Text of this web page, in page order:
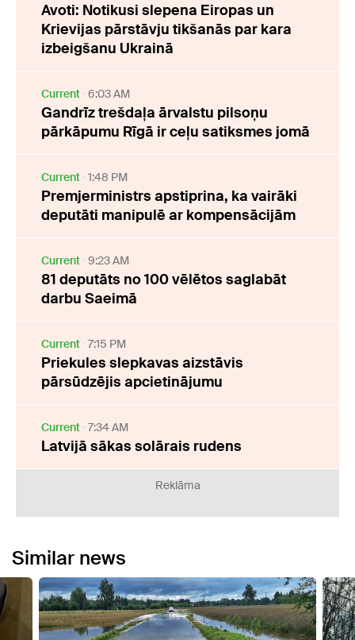
Avoti: Notikusi slepena Eiropas un
Krievijas pārstāvju tikšanās par kara
izbeigšanu Ukrainā
Current 6:03 AM
Gandrīz trešdaļa ārvalstu pilsoņu
pārkāpumu Rīgā ir ceļu satiksmes jomā
Current 1:48 PM
Premjerministrs apstiprina, ka vairāki
deputāti manipulē ar kompensācijām
Current 9:23 AM
81 deputāts no 100 vēlētos saglabāt
darbu Saeimā
Current 7:15 PM
Priekules slepkavas aizstāvis
pārsūdzējis apcietinājumu
Current 7:34 AM
Latvijā sākas solārais rudens
Reklāma
Similar news